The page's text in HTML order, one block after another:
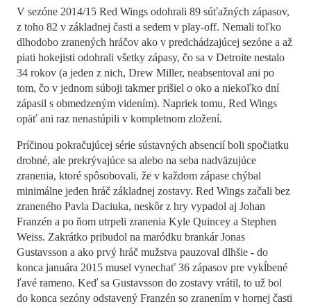
V sezóne 2014/15 Red Wings odohrali 89 súťažných zápasov,
z toho 82 v základnej časti a sedem v play-off. Nemali toľko
dlhodobo zranených hráčov ako v predchádzajúcej sezóne a až
piati hokejisti odohrali všetky zápasy, čo sa v Detroite nestalo
34 rokov (a jeden z nich, Drew Miller, neabsentoval ani po
tom, čo v jednom súboji takmer prišiel o oko a niekoľko dní
zápasil s obmedzeným videním). Napriek tomu, Red Wings
opäť ani raz nenastúpili v kompletnom zložení.
Príčinou pokračujúcej série sústavných absencií boli spočiatku
drobné, ale prekrývajúce sa alebo na seba nadväzujúce
zranenia, ktoré spôsobovali, že v každom zápase chýbal
minimálne jeden hráč základnej zostavy. Red Wings začali bez
zraneného Pavla Daciuka, neskôr z hry vypadol aj Johan
Franzén a po ňom utrpeli zranenia Kyle Quincey a Stephen
Weiss. Zakrátko pribudol na maródku brankár Jonas
Gustavsson a ako prvý hráč mužstva pauzoval dlhšie - do
konca januára 2015 musel vynechať 36 zápasov pre vykĺbené
ľavé rameno. Keď sa Gustavsson do zostavy vrátil, to už bol
do konca sezóny odstavený Franzén so zranením v hornej časti